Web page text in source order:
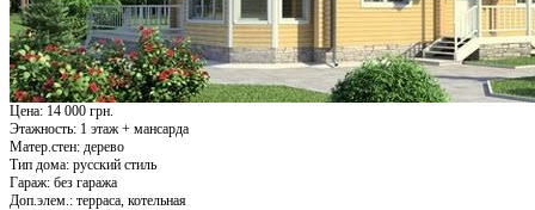
Цена: 14 000 грн.
Этажность: 1 этаж + мансарда
Матер.стен: дерево
Тип дома: русский стиль
Гараж: без гаража
Доп.элем.: терраса, котельная